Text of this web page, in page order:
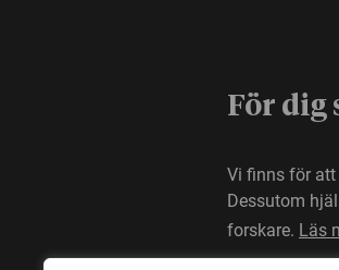
För dig
Vi finns för att
Dessutom
forskare. Läs